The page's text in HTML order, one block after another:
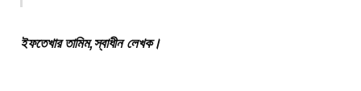
ইফতেখার তামিম,স্বাধীন লেখক।